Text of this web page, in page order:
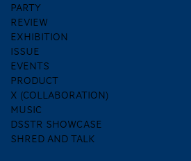
PARTY
REVIEW
EXHIBITION
ISSUE
EVENTS
PRODUCT
X (COLLABORATION)
MUSIC
DSSTR SHOWCASE
SHRED AND TALK